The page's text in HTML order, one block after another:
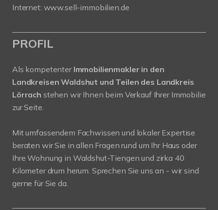
Internet: www.sell-immobilien.de
PROFIL
Als kompetenter Immobilienmakler in den
Landkreisen Waldshut und Teilen des Landkreis
Lörrach stehen wir Ihnen beim Verkauf Ihrer Immobilie
zur Seite.
Mit umfassendem Fachwissen und lokaler Expertise
beraten wir Sie in allen Fragen rund um Ihr Haus oder
Ihre Wohnung in Waldshut-Tiengen und zirka 40
Kilometer drum herum. Sprechen Sie uns an - wir sind
gerne für Sie da.